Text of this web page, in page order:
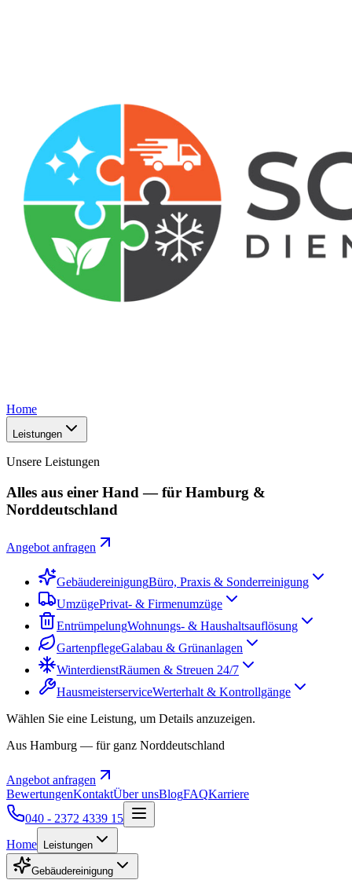
Home
Leistungen
Unsere Leistungen
Alles aus einer Hand — für Hamburg &
Norddeutschland
Angebot anfragen
GebäudereinigungBüro, Praxis & Sonderreinigung
UmzügePrivat- & Firmenumzüge
EntrümpelungWohnungs- & Haushaltsauflösung
GartenpflegeGalabau & Grünanlagen
WinterdienstRäumen & Streuen 24/7
HausmeisterserviceWerterhalt & Kontrollgänge
Wählen Sie eine Leistung, um Details anzuzeigen.
Aus Hamburg — für ganz Norddeutschland
Angebot anfragen
BewertungenKontaktÜber unsBlogFAQKarriere
040 - 2372 4339 15
Home
Leistungen
Gebäudereinigung